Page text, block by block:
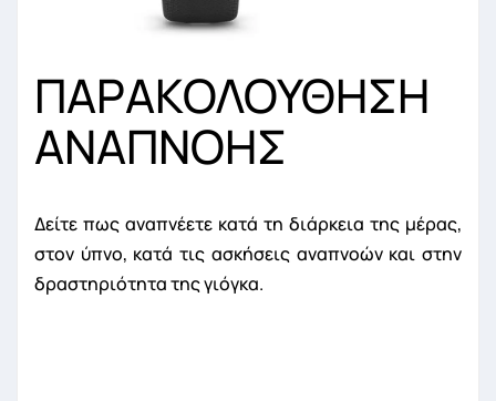
ΠΑΡΑΚΟΛΟΥΘΗΣΗ
ΑΝΑΠΝΟΗΣ
Δείτε πως αναπνέετε κατά τη διάρκεια της μέρας,
στον ύπνο, κατά τις ασκήσεις αναπνοών και στην
δραστηριότητα της γιόγκα.